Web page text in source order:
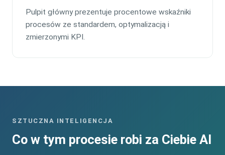
Pulpit główny prezentuje procentowe wskaźniki
procesów ze standardem, optymalizacją i
zmierzonymi KPI.
SZTUCZNA INTELIGENCJA
Co w tym procesie robi za Ciebie AI